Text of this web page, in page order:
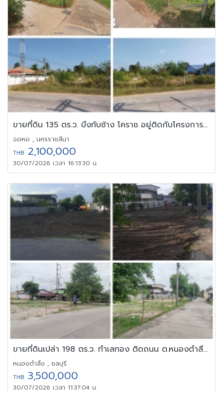
ขายที่ดิน 135 ตร.ว. บึงทับช้าง โคราช อยู่ติดกับโครงการ havana
จอหอ , นครราชสีมา
THB 2,100,000
30/07/2026 เวลา 16:13:30 น.
ขายที่ดินเปล่า 198 ตร.ว. ทำเลทอง ติดถนน ต.หนองตำลึง อ.พานทอง จ.ชล
หนองตำลึง , ชลบุรี
THB 3,500,000
30/07/2026 เวลา 11:37:04 น.